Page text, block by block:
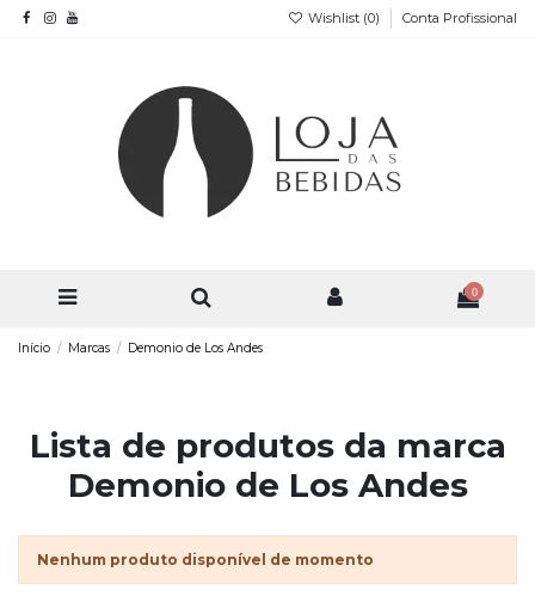
Wishlist (0) Conta Profissional
0
Início Marcas Demonio de Los Andes
Lista de produtos da marca
Demonio de Los Andes
Nenhum produto disponível de momento